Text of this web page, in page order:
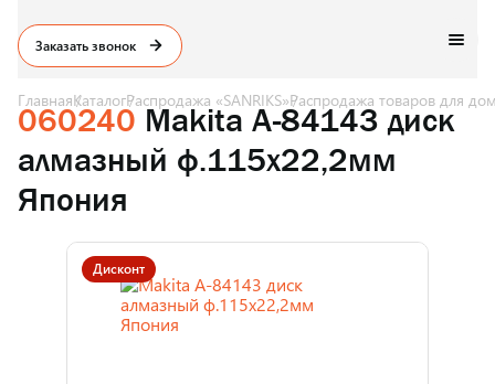
Заказать звонок
ГлавнаяКаталогРаспродажа «SANRIKS»Распродажа товаров для
060240 Makita A-84143 диск
алмазный ф.115х22,2мм
Япония
Дисконт